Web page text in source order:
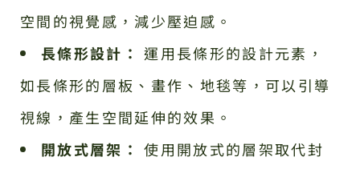
空間的視覺感，減少壓迫感。
長條形設計： 運用長條形的設計元素，
如長條形的層板、畫作、地毯等，可以引導
視線，產生空間延伸的效果。
開放式層架： 使用開放式的層架取代封